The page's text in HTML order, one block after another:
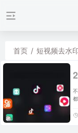
首页 / 短视频去水